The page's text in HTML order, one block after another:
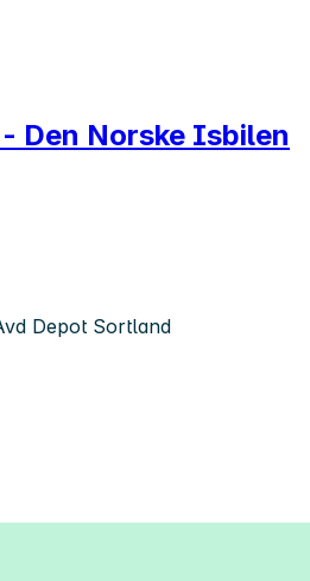
Den Norske Isbilen
Depot Sortland